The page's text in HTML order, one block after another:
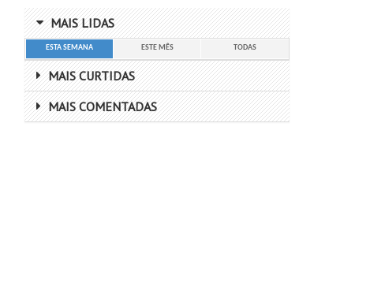
MAIS LIDAS
ESTA SEMANA ESTE MÊS TODAS
MAIS CURTIDAS
MAIS COMENTADAS